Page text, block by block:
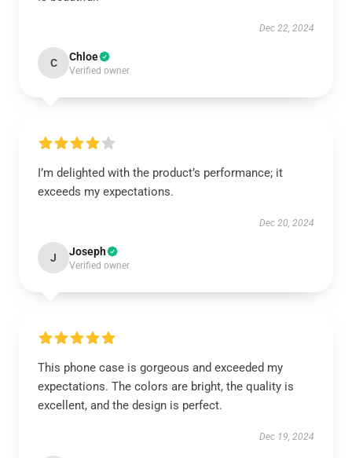
Dec 22, 2024
C Chloe
Verified owner
I’m delighted with the product’s performance; it
exceeds my expectations.
Dec 20, 2024
J Joseph
Verified owner
This phone case is gorgeous and exceeded my
expectations. The colors are bright, the quality is
excellent, and the design is perfect.
Dec 19, 2024